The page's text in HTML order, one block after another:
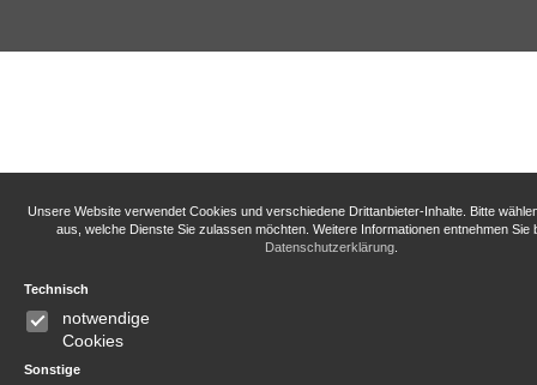
Unsere Website verwendet Cookies und verschiedene Drittanbieter-Inhalte. Bitte
aus, welche Dienste Sie zulassen möchten. Weitere Informationen entnehmen Sie
Datenschutzerklärung.
Technisch
notwendige
Cookies
Sonstige